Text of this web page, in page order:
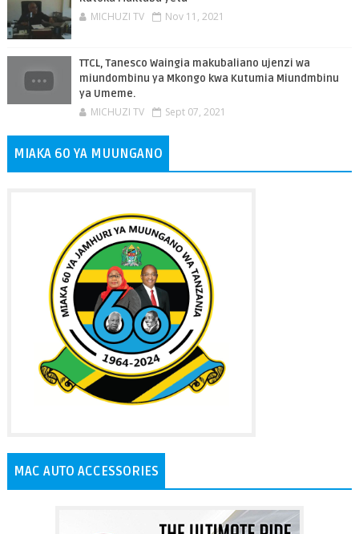
MICHUZI TV Nov 11, 2021
TTCL, Tanesco Waingia makubaliano ujenzi wa
miundombinu ya Mkongo kwa Kutumia Miundmbinu
ya Umeme.
MICHUZI TV Sept 07, 2021
MIAKA 60 YA MUUNGANO
MAC AUTO ACCESSORIES